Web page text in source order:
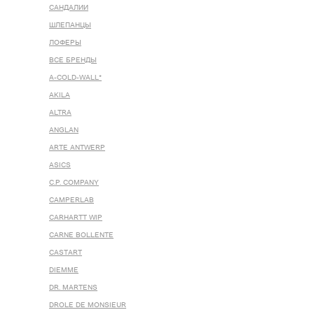
САНДАЛИИ
ШЛЕПАНЦЫ
ЛОФЕРЫ
ВСЕ БРЕНДЫ
A-COLD-WALL*
AKILA
ALTRA
ANGLAN
ARTE ANTWERP
ASICS
C.P. COMPANY
CAMPERLAB
CARHARTT WIP
CARNE BOLLENTE
CASTART
DIEMME
DR. MARTENS
DROLE DE MONSIEUR